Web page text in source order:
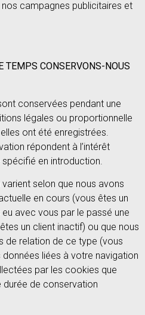
campagnes publicitaires et
TEMPS CONSERVONS-NOUS
conservées pendant une
légales ou proportionnelle
ont été enregistrées.
répondent à l’intérêt
en introduction.
selon que nous avons
en cours (vous êtes un
avec vous par le passé une
un client inactif) ou que nous
de relation de ce type (vous
liées à votre navigation
par les cookies que
de conservation